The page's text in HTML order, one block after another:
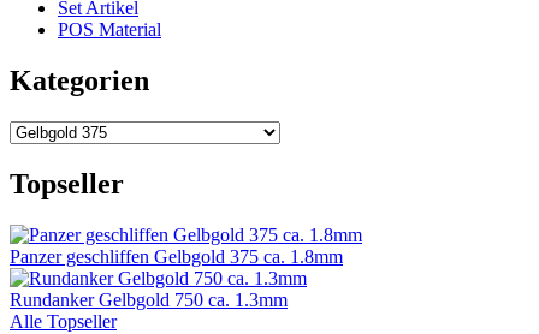
Set Artikel
POS Material
Kategorien
Topseller
Panzer geschliffen Gelbgold 375 ca. 1.8mm
Rundanker Gelbgold 750 ca. 1.3mm
Alle Topseller